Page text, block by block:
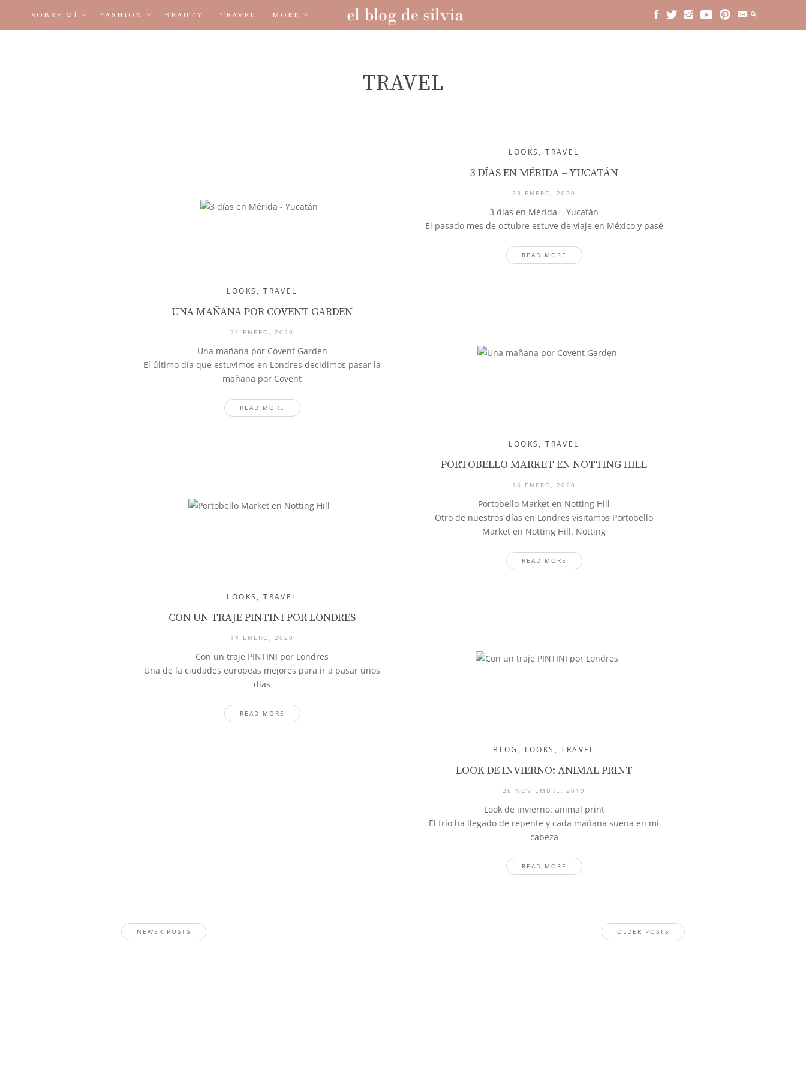
SOBRE MÍ FASHION BEAUTY TRAVEL MORE
TRAVEL
LOOKS ,TRAVEL
3 DÍAS EN MÉRIDA – YUCATÁN
23 ENERO, 2020
3 días en Mérida – Yucatán
El pasado mes de octubre estuve de viaje en México y pasé
READ MORE
LOOKS ,TRAVEL
UNA MAÑANA POR COVENT GARDEN
21 ENERO, 2020
Una mañana por Covent Garden
El último día que estuvimos en Londres decidimos pasar la
mañana por Covent
READ MORE
LOOKS ,TRAVEL
PORTOBELLO MARKET EN NOTTING HILL
16 ENERO, 2020
Portobello Market en Notting Hill
Otro de nuestros días en Londres visitamos Portobello
Market en Notting Hill. Notting
READ MORE
LOOKS ,TRAVEL
CON UN TRAJE PINTINI POR LONDRES
14 ENERO, 2020
Con un traje PINTINI por Londres
Una de la ciudades europeas mejores para ir a pasar unos
días
READ MORE
BLOG , LOOKS ,TRAVEL
LOOK DE INVIERNO: ANIMAL PRINT
28 NOVIEMBRE, 2019
Look de invierno: animal print
El frío ha llegado de repente y cada mañana suena en mi
cabeza
READ MORE
OLDER POSTS
NEWER POSTS